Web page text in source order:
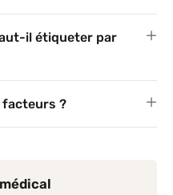
il étiqueter par
facteurs ?